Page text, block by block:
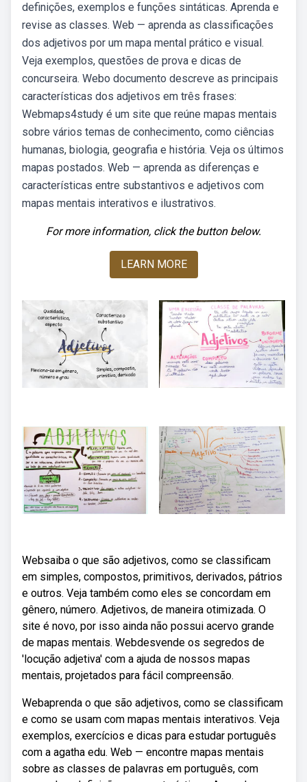
definições, exemplos e funções sintáticas. Aprenda e
revise as classes. Web — aprenda as classificações
dos adjetivos por um mapa mental prático e visual.
Veja exemplos, questões de prova e dicas de
concurseira. Webo documento descreve as principais
características dos adjetivos em três frases:
Webmaps4study é um site que reúne mapas mentais
sobre vários temas de conhecimento, como ciências
humanas, biologia, geografia e história. Veja os últimos
mapas postados. Web — aprenda as diferenças e
características entre substantivos e adjetivos com
mapas mentais interativos e ilustrativos.
For more information, click the button below.
LEARN MORE
Websaiba o que são adjetivos, como se classificam
em simples, compostos, primitivos, derivados, pátrios
e outros. Veja também como eles se concordam em
gênero, número. Adjetivos, de maneira otimizada. O
site é novo, por isso ainda não possui acervo grande
de mapas mentais. Webdesvende os segredos de
'locução adjetiva' com a ajuda de nossos mapas
mentais, projetados para fácil compreensão.
Webaprenda o que são adjetivos, como se classificam
e como se usam com mapas mentais interativos. Veja
exemplos, exercícios e dicas para estudar português
com a agatha edu. Web — encontre mapas mentais
sobre as classes de palavras em português, com